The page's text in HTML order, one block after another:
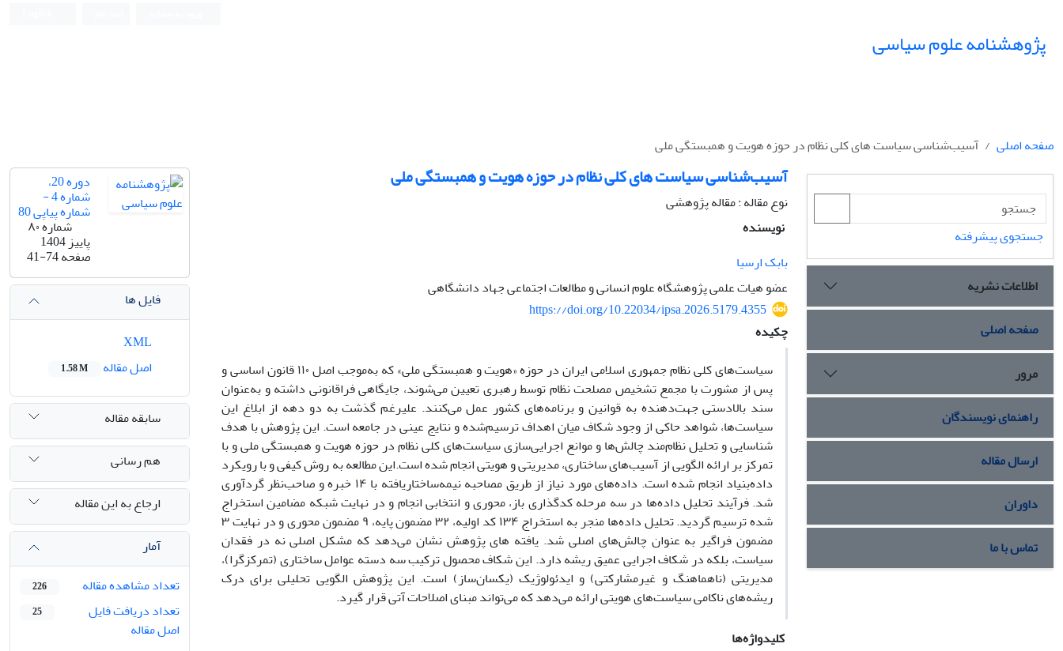
پژوهشنامه علوم سیاسی
صفحه اصلی آسیب‌شناسی سیاست های کلی نظام در حوزه هویت و همبستگی ملی
آسیب‌شناسی سیاست های کلی نظام در حوزه هویت و همبستگی ملی
نوع مقاله : مقاله پژوهشی
نویسنده
بابک ارسیا
عضو هیات علمی پژوهشگاه علوم انسانی و مطالعات اجتماعی جهاد دانشگاهی
https://doi.org/10.22034/ipsa.2026.5179.4355
چکیده
سیاست‌های کلی نظام جمهوری اسلامی ایران در حوزه «هویت و همبستگی ملی» که به‌موجب اصل ۱۱۰ قانون اساسی و
پس از مشورت با مجمع تشخیص مصلحت نظام توسط رهبری تعیین می‌شوند، جایگاهی فراقانونی داشته و به‌عنوان
سند بالادستی جهت‌دهنده به قوانین و برنامه‌های کشور عمل می‌کنند. علیرغم گذشت به دو دهه از ابلاغ این
سیاست‌ها، شواهد حاکی از وجود شکاف میان اهداف ترسیم‌شده و نتایج عینی در جامعه است. این پژوهش با هدف
شناسایی و تحلیل نظام‌مند چالش‌ها و موانع اجرایی‌سازی سیاست‌های کلی نظام در حوزه هویت و همبستگی ملی و با
تمرکز بر ارائه الگویی از آسیب‌های ساختاری، مدیریتی و هویتی انجام شده است.این مطالعه به روش کیفی و با رویکرد
داده‌بنیاد انجام شده است. داده‌های مورد نیاز از طریق مصاحبه نیمه‌ساختاریافته با ۱۴ خبره و صاحب‌نظر گردآوری
شد. فرآیند تحلیل داده‌ها در سه مرحله کدگذاری باز، محوری و انتخابی انجام و در نهایت شبکه مضامین استخراج
شده ترسیم گردید. تحلیل داده‌ها منجر به استخراج ۱۳۴ کد اولیه، ۳۲ مضمون پایه، ۹ مضمون محوری و در نهایت ۳
مضمون فراگیر به عنوان چالش‌های اصلی شد. یافته های پژوهش نشان می‌دهد که مشکل اصلی نه در فقدان
سیاست، بلکه در شکاف اجرایی عمیق ریشه دارد. این شکاف محصول ترکیب سه دسته عوامل ساختاری (تمرکزگرا)،
مدیریتی (ناهماهنگ و غیرمشارکتی) و ایدئولوژیک (یکسان‌ساز) است. این پژوهش الگویی تحلیلی برای درک
ریشه‌های ناکامی سیاست‌های هویتی ارائه می‌دهد که می‌تواند مبنای اصلاحات آتی قرار گیرد.
کلیدواژه‌ها
دوره 20،
شماره 4 -
شماره پیاپی 80
شماره ۸۰
پاییز 1404
صفحه41-74
فایل ها
اصل مقاله
1.58 M
سابقه مقاله
هم رسانی
ارجاع به این مقاله
آمار
تعداد مشاهده مقاله
226
تعداد دریافت فایل
اصل مقاله
25
جستجوی پیشرفته
اطلاعات نشریه
صفحه اصلی
مرور
راهنمای نویسندگان
ارسال مقاله
داوران
تماس با ما